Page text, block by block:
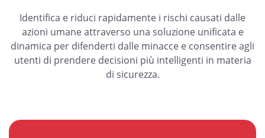
Identifica e riduci rapidamente i rischi causati dalle
azioni umane attraverso una soluzione unificata e
dinamica per difenderti dalle minacce e consentire agli
utenti di prendere decisioni più intelligenti in materia
di sicurezza.